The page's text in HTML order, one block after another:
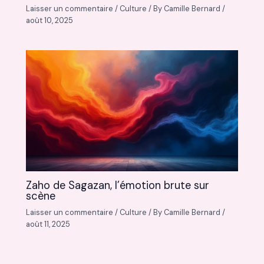
Laisser un commentaire / Culture / By Camille Bernard/
août 10, 2025
Zaho de Sagazan, l’émotion brute sur
scène
Laisser un commentaire / Culture / By Camille Bernard/
août 11, 2025